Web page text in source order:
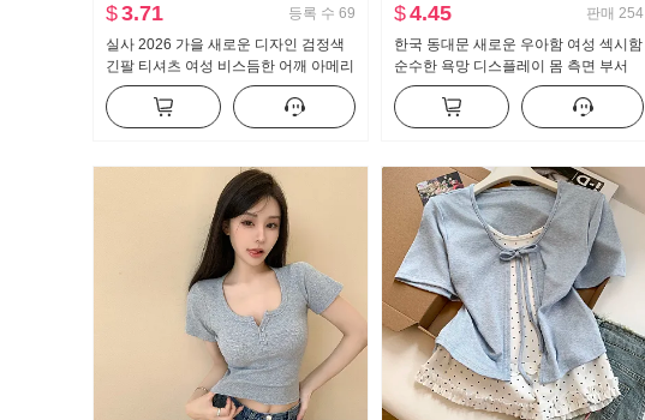
$3.71 등록 수 69
실사 2026 가을 새로운 디자인 검정색
긴팔 티셔츠 여성 비스듬한 어깨 아메리
칸 핫걸 오프숄더 오프숄더 맨위
$4.45 판매 254
한국 동대문 새로운 우아함 여성 섹시함
순수한 욕망 디스플레이 몸 측면 부서
버클 반팔 니트 티셔츠 맨위